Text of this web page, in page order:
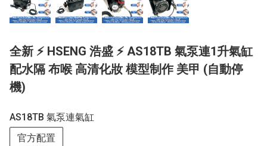
全新 ⚡ HSENG 浩盛 ⚡ AS18TB 氣泵連1升氣缸
配水隔 布喉 高清化妝 模型制作 美甲 (自動停
機)
AS18TB 氣泵連氣缸
官方配置